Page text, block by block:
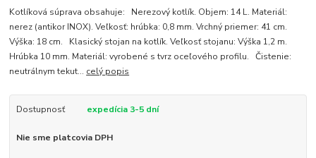
Kotlíková súprava obsahuje: Nerezový kotlík. Objem: 14 L. Materiál:
nerez (antikor INOX). Veľkosť: hrúbka: 0,8 mm. Vrchný priemer: 41 cm.
Výška: 18 cm. Klasický stojan na kotlík. Veľkosť stojanu: Výška 1,2 m.
Hrúbka 10 mm. Materiál: vyrobené s tvrz oceľového profilu. Čistenie:
neutrálnym tekut... celý popis
Dostupnosť expedícia 3-5 dní
Nie sme platcovia DPH